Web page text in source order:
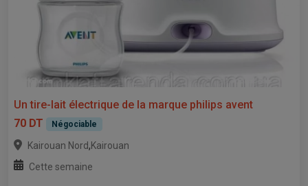
Un tire-lait électrique de la marque philips avent
70 DT
Négociable
Kairouan Nord,Kairouan
Cette semaine